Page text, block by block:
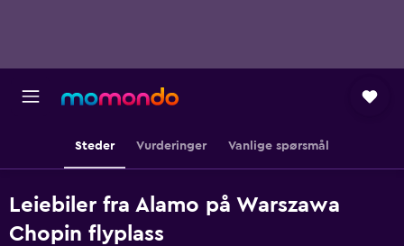
Steder Vurderinger Vanlige spørsmål
Leiebiler fra Alamo på Warszawa
Chopin flyplass